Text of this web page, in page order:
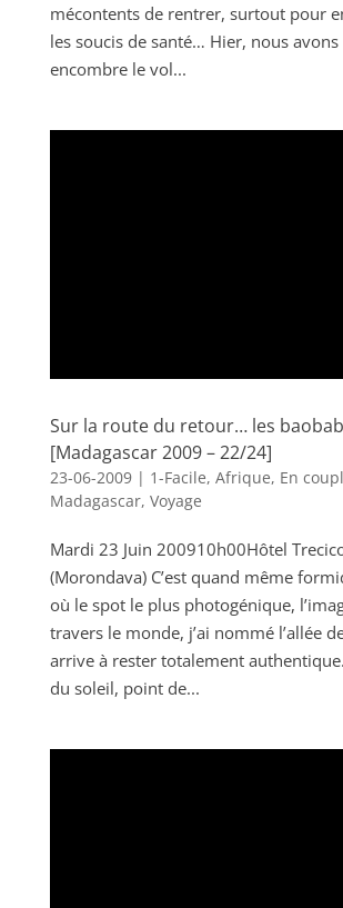
mécontents de rentrer, surtout pour
les soucis de santé… Hier, nous avons
encombre le vol...
Sur la route du retour… les
[Madagascar 2009 – 22/24]
23-06-2009| 1-Facile, Afrique, En
Madagascar, Voyage
Mardi 23 Juin 200910h00Hôtel
(Morondava) C’est quand même
où le spot le plus photogénique,
travers le monde, j’ai nommé l’allée
arrive à rester totalement
du soleil, point de...